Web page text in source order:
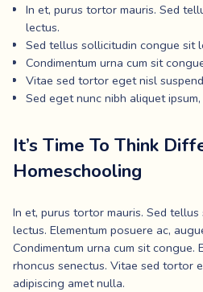
In et, purus tortor mauris. Sed
lectus.
Sed tellus sollicitudin congue sit
Condimentum urna cum sit
Vitae sed tortor eget nisl
Sed eget nunc nibh aliquet ipsum,
It’s Time To Think
Homeschooling
In et, purus tortor mauris. Sed
lectus. Elementum posuere ac,
Condimentum urna cum sit congue.
rhoncus senectus. Vitae sed tortor
adipiscing amet nulla.